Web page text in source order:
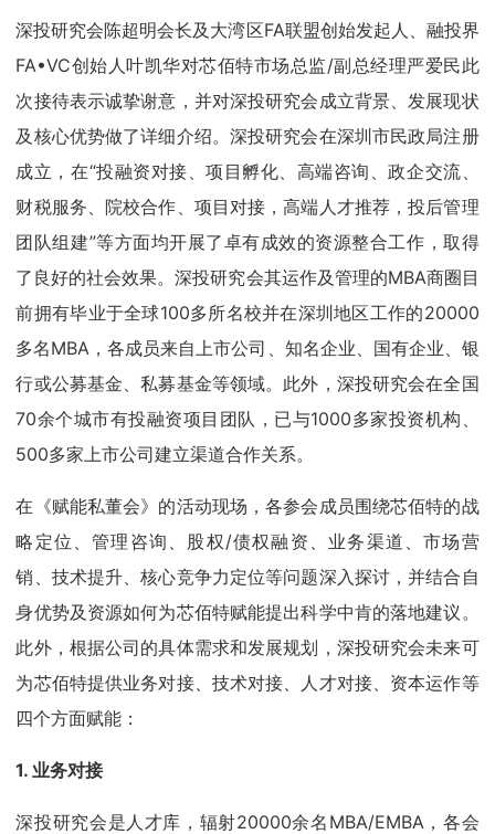
深投研究会陈超明会长及大湾区FA联盟创始发起人、融投界
FA•VC创始人叶凯华对芯佰特市场总监/副总经理严爱民此
次接待表示诚挚谢意，并对深投研究会成立背景、发展现状
及核心优势做了详细介绍。深投研究会在深圳市民政局注册
成立，在“投融资对接、项目孵化、高端咨询、政企交流、
财税服务、院校合作、项目对接，高端人才推荐，投后管理
团队组建”等方面均开展了卓有成效的资源整合工作，取得
了良好的社会效果。深投研究会其运作及管理的MBA商圈目
前拥有毕业于全球100多所名校并在深圳地区工作的20000
多名MBA，各成员来自上市公司、知名企业、国有企业、银
行或公募基金、私募基金等领域。此外，深投研究会在全国
70余个城市有投融资项目团队，已与1000多家投资机构、
500多家上市公司建立渠道合作关系。
在《赋能私董会》的活动现场，各参会成员围绕芯佰特的战
略定位、管理咨询、股权/债权融资、业务渠道、市场营
销、技术提升、核心竞争力定位等问题深入探讨，并结合自
身优势及资源如何为芯佰特赋能提出科学中肯的落地建议。
此外，根据公司的具体需求和发展规划，深投研究会未来可
为芯佰特提供业务对接、技术对接、人才对接、资本运作等
四个方面赋能：
1. 业务对接
深投研究会是人才库，辐射20000余名MBA/EMBA，各会